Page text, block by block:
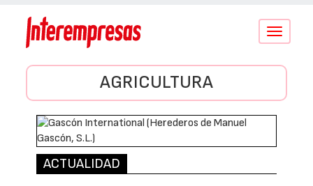
Conmutar
AGRICULTURA
ACTUALIDAD